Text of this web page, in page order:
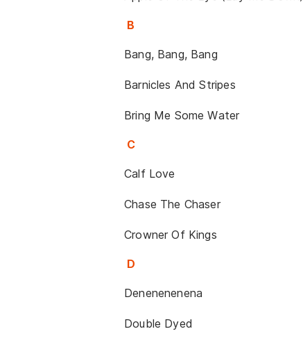
B
Bang, Bang, Bang
Barnicles And Stripes
Bring Me Some Water
C
Calf Love
Chase The Chaser
Crowner Of Kings
D
Denenenenena
Double Dyed